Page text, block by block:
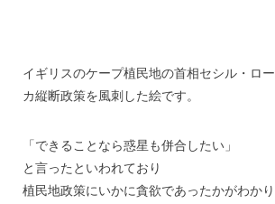
イギリスのケープ植民地の首相セシル・ロ
カ縦断政策を風刺した絵です。
「できることなら惑星も併合したい」
と言ったといわれており
植民地政策にいかに貪欲であったかがわかり